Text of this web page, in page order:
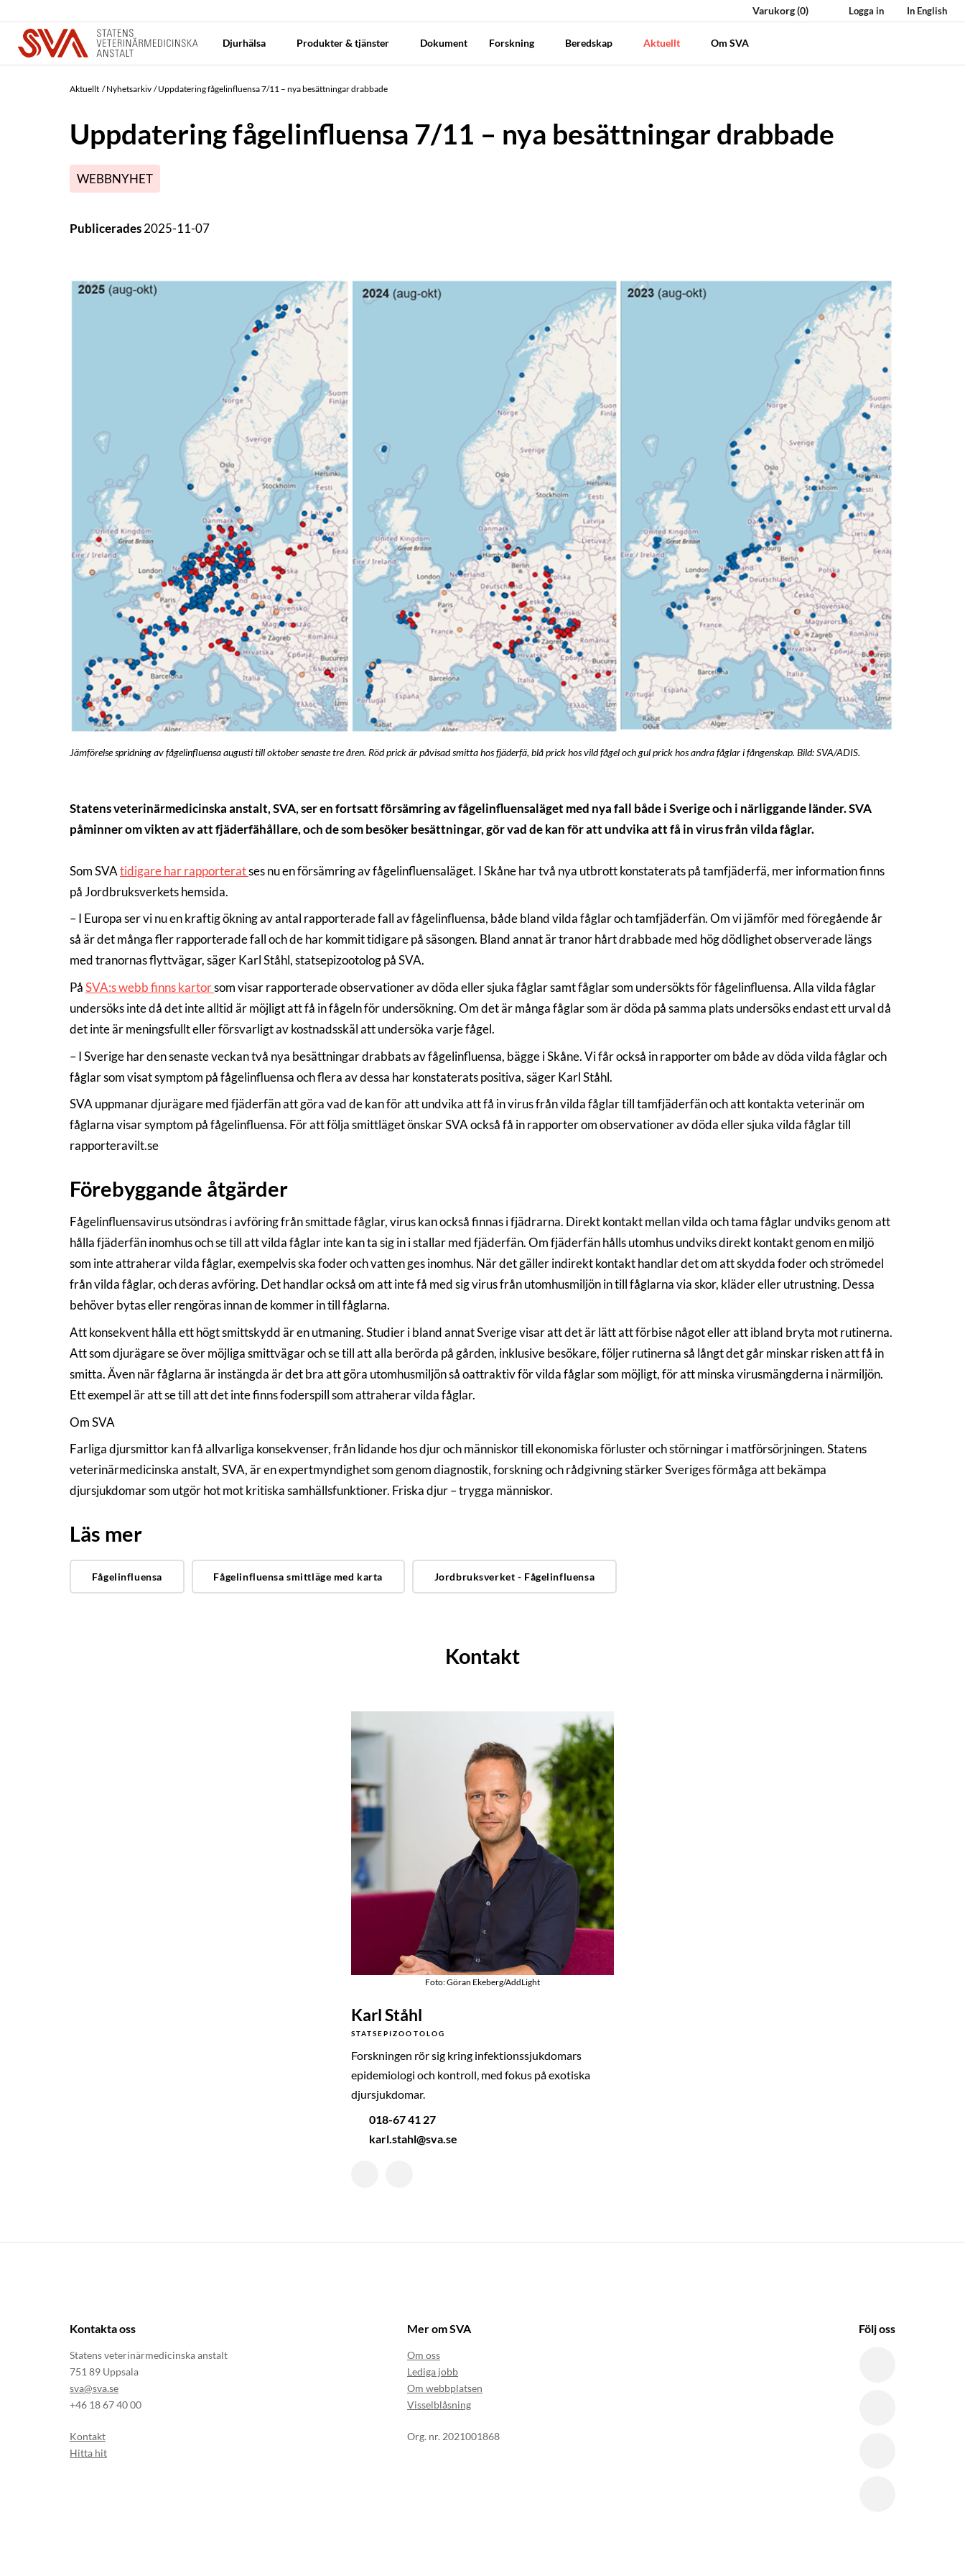
Varukorg(0) Logga in In English
Djurhälsa Produkter & tjänster Dokument Forskning Beredskap Aktuellt Om SVA
Aktuellt Nyhetsarkiv Uppdatering fågelinfluensa 7/11 – nya besättningar drabbade
Uppdatering fågelinfluensa 7/11 – nya besättningar drabbade
WEBBNYHET
Publicerades2025-11-07
Jämförelse spridning av fågelinfluensa augusti till oktober senaste tre åren. Röd prick är påvisad smitta hos fjäderfä, blå prick hos vild fågel och gul prick hos andra fåglar i fångenskap. Bild: SVA/ADIS.
Statens veterinärmedicinska anstalt, SVA, ser en fortsatt försämring av fågelinfluensaläget med nya fall både i Sverige och i närliggande länder. SVA
påminner om vikten av att fjäderfähållare, och de som besöker besättningar, gör vad de kan för att undvika att få in virus från vilda fåglar.
Som SVAtidigare har rapporteratses nu en försämring av fågelinfluensaläget. I Skåne har två nya utbrott konstaterats på tamfjäderfä, mer information finns
på Jordbruksverkets hemsida.
– I Europa ser vi nu en kraftig ökning av antal rapporterade fall av fågelinfluensa, både bland vilda fåglar och tamfjäderfän. Om vi jämför med föregående år
så är det många fler rapporterade fall och de har kommit tidigare på säsongen. Bland annat är tranor hårt drabbade med hög dödlighet observerade längs
med tranornas flyttvägar, säger Karl Ståhl, statsepizootolog på SVA.
PåSVA:s webb finns kartorsom visar rapporterade observationer av döda eller sjuka fåglar samt fåglar som undersökts för fågelinfluensa. Alla vilda fåglar
undersöks inte då det inte alltid är möjligt att få in fågeln för undersökning. Om det är många fåglar som är döda på samma plats undersöks endast ett urval då
det inte är meningsfullt eller försvarligt av kostnadsskäl att undersöka varje fågel.
– I Sverige har den senaste veckan två nya besättningar drabbats av fågelinfluensa, bägge i Skåne. Vi får också in rapporter om både av döda vilda fåglar och
fåglar som visat symptom på fågelinfluensa och flera av dessa har konstaterats positiva, säger Karl Ståhl.
SVA uppmanar djurägare med fjäderfän att göra vad de kan för att undvika att få in virus från vilda fåglar till tamfjäderfän och att kontakta veterinär om
fåglarna visar symptom på fågelinfluensa. För att följa smittläget önskar SVA också få in rapporter om observationer av döda eller sjuka vilda fåglar till
rapporteravilt.se
Förebyggande åtgärder
Fågelinfluensavirus utsöndras i avföring från smittade fåglar, virus kan också finnas i fjädrarna. Direkt kontakt mellan vilda och tama fåglar undviks genom att
hålla fjäderfän inomhus och se till att vilda fåglar inte kan ta sig in i stallar med fjäderfän. Om fjäderfän hålls utomhus undviks direkt kontakt genom en miljö
som inte attraherar vilda fåglar, exempelvis ska foder och vatten ges inomhus. När det gäller indirekt kontakt handlar det om att skydda foder och strömedel
från vilda fåglar, och deras avföring. Det handlar också om att inte få med sig virus från utomhusmiljön in till fåglarna via skor, kläder eller utrustning. Dessa
behöver bytas eller rengöras innan de kommer in till fåglarna.
Att konsekvent hålla ett högt smittskydd är en utmaning. Studier i bland annat Sverige visar att det är lätt att förbise något eller att ibland bryta mot rutinerna.
Att som djurägare se över möjliga smittvägar och se till att alla berörda på gården, inklusive besökare, följer rutinerna så långt det går minskar risken att få in
smitta. Även när fåglarna är instängda är det bra att göra utomhusmiljön så oattraktiv för vilda fåglar som möjligt, för att minska virusmängderna i närmiljön.
Ett exempel är att se till att det inte finns foderspill som attraherar vilda fåglar.
Om SVA
Farliga djursmittor kan få allvarliga konsekvenser, från lidande hos djur och människor till ekonomiska förluster och störningar i matförsörjningen. Statens
veterinärmedicinska anstalt, SVA, är en expertmyndighet som genom diagnostik, forskning och rådgivning stärker Sveriges förmåga att bekämpa
djursjukdomar som utgör hot mot kritiska samhällsfunktioner. Friska djur – trygga människor.
Läs mer
Fågelinfluensa Fågelinfluensa smittläge med karta Jordbruksverket - Fågelinfluensa
Kontakt
Foto: Göran Ekeberg/AddLight
Karl Ståhl
STATSEPIZOOTOLOG
Forskningen rör sig kring infektionssjukdomars
epidemiologi och kontroll, med fokus på exotiska
djursjukdomar.
018-67 41 27
karl.stahl@sva.se
Kontakta oss
Statens veterinärmedicinska anstalt
751 89 Uppsala
sva@sva.se
+46 18 67 40 00
Kontakt
Hitta hit
Mer om SVA
Om oss
Lediga jobb
Om webbplatsen
Visselblåsning
Org. nr. 2021001868
Följ oss